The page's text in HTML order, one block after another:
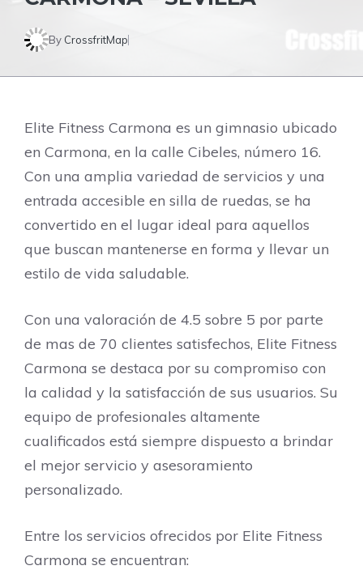
By CrossfritMap
Elite Fitness Carmona es un gimnasio ubicado
en Carmona, en la calle Cibeles, número 16.
Con una amplia variedad de servicios y una
entrada accesible en silla de ruedas, se ha
convertido en el lugar ideal para aquellos
que buscan mantenerse en forma y llevar un
estilo de vida saludable.
Con una valoración de 4.5 sobre 5 por parte
de mas de 70 clientes satisfechos, Elite Fitness
Carmona se destaca por su compromiso con
la calidad y la satisfacción de sus usuarios. Su
equipo de profesionales altamente
cualificados está siempre dispuesto a brindar
el mejor servicio y asesoramiento
personalizado.
Entre los servicios ofrecidos por Elite Fitness
Carmona se encuentran: